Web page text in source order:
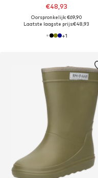
€48,93
Oorspronkelijk: €69,90
Laatste laagste prijs:€48,93
+1